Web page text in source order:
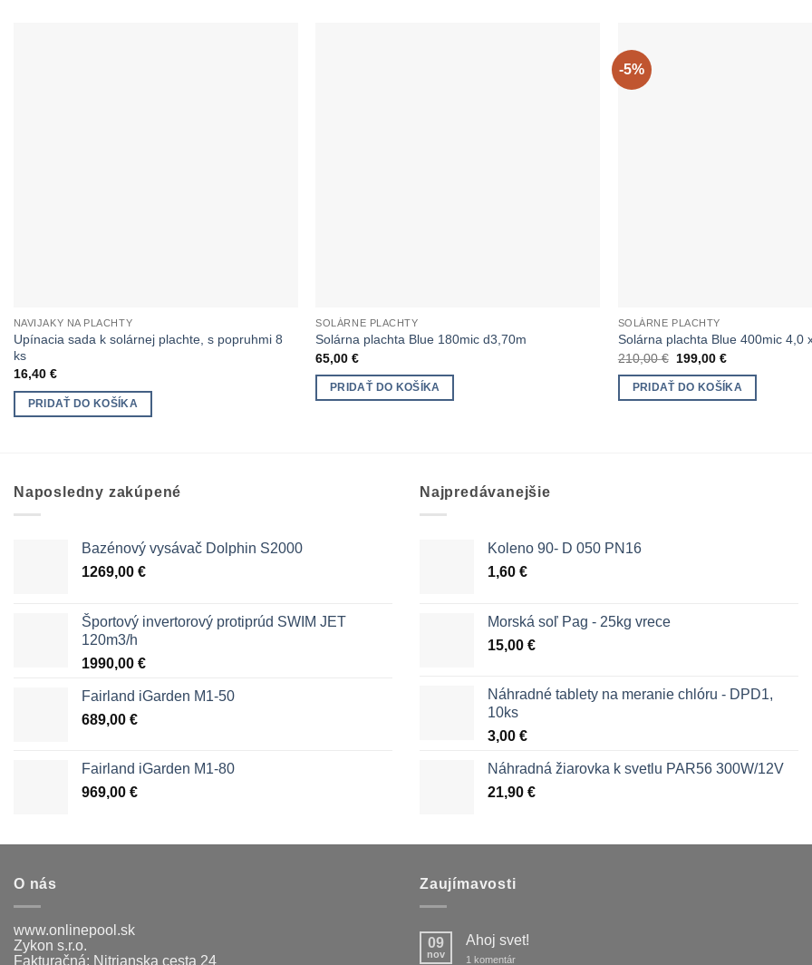
NAVIJAKY NA PLACHTY
Upínacia sada k solárnej plachte, s popruhmi 8
ks
16,40 €
PRIDAŤ DO KOŠÍKA
SOLÁRNE PLACHTY
Solárna plachta Blue 180mic d3,70m
65,00€
PRIDAŤ DO KOŠÍKA
-5%
SOLÁRNE PLACHTY
Solárna plachta Blue 400mic 4,0
210,00€ Pôvodná
bola:
210,00 €.
199,00€Aktuálna
je:
199,00 €.
PRIDAŤ DO KOŠÍKA
Naposledny zakúpené
Bazénový vysávač Dolphin S2000
1269,00 €
Športový invertorový protiprúd SWIM JET
120m3/h
1990,00 €
Fairland iGarden M1-50
689,00 €
Fairland iGarden M1-80
969,00 €
Najpredávanejšie
Koleno 90- D 050 PN16
1,60 €
Morská soľ Pag - 25kg vrece
15,00 €
Náhradné tablety na meranie chlóru - DPD1,
10ks
3,00 €
Náhradná žiarovka k svetlu PAR56 300W/12V
21,90 €
O nás
www.onlinepool.sk
Zykon s.r.o.
Fakturačná: Nitrianska cesta 24
Zaujímavosti
09
nov
Ahoj svet!
1 komentárna